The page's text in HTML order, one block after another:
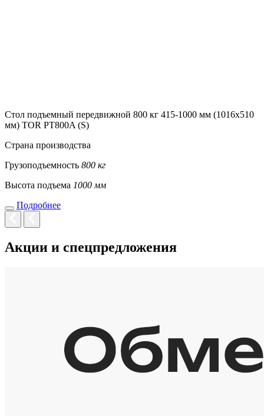
Стол подъемный передвижной 800 кг 415-1000 мм (1016х510
мм) TOR PT800A (S)
Страна производства
Грузоподъемность 800 кг
Высота подъема 1000 мм
Подробнее
Акции и спецпредложения